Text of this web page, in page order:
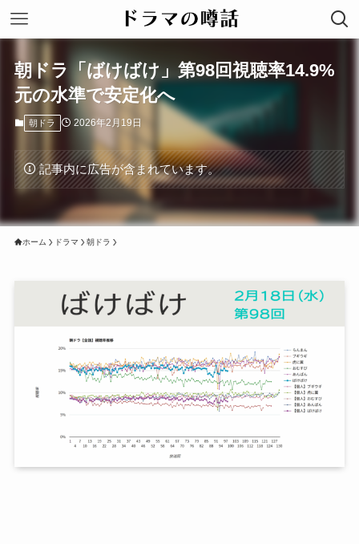
朝ドラ「ばけばけ」第98回視聴率14.9%
元の水準で安定化へ
朝ドラ 2026年2月19日
記事内に広告が含まれています。
ホーム ドラマ 朝ドラ